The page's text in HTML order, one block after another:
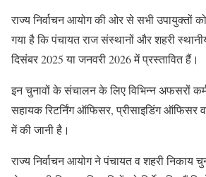
राज्य निर्वाचन आयोग की ओर से सभी उपायुक्तों
गया है कि पंचायत राज संस्थानों और शहरी
दिसंबर 2025 या जनवरी 2026 में प्रस्तावित हैं।
इन चुनावों के संचालन के लिए विभिन्न अफसरों
सहायक रिटर्निंग ऑफिसर, प्रीसाइडिंग
में की जानी है।
राज्य निर्वाचन आयोग ने पंचायत व शहरी निकाय